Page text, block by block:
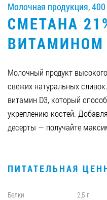
СТАТЬ
0412
Молочная продукция, 400
СМЕТАНА
ВИТАМИНОМ
Молочный продукт
свежих натуральных
витамин D3, который
укреплению костей.
десерты — получайте
ПИТАТЕЛЬНАЯ
Белки
2,5 г